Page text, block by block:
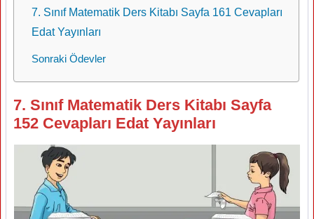
7. Sınıf Matematik Ders Kitabı Sayfa 161 Cevapları
Edat Yayınları
Sonraki Ödevler
7. Sınıf Matematik Ders Kitabı Sayfa
152 Cevapları Edat Yayınları